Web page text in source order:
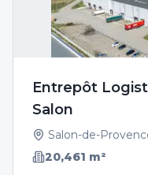
Entrepôt
Salon
Salon-de-
20,461 m²